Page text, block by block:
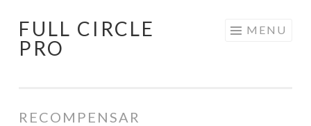
Pular
para
FULL CIRCLE
PRO
MENU
RECOMPENSAR